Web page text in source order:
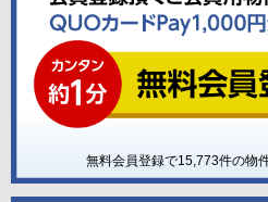
無料会員登録で15,773件の物